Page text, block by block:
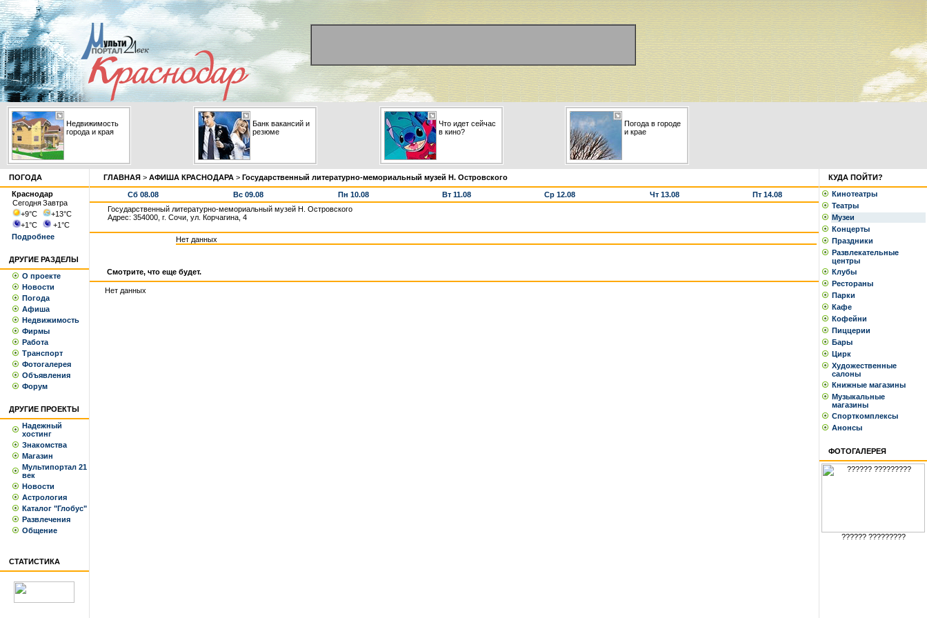
Недвижимость
города и края
Банк вакансий и
резюме
Что идет сейчас
в кино?
Погода в городе
и крае
ПОГОДА
Краснодар
СегодняЗавтра
+9°С +13°С
+1°С +1°С
Подробнее
ДРУГИЕ РАЗДЕЛЫ
О проекте
Новости
Погода
Афиша
Недвижимость
Фирмы
Работа
Транспорт
Фотогалерея
Объявления
Форум
ДРУГИЕ ПРОЕКТЫ
Надежный
хостинг
Знакомства
Магазин
Мультипортал 21
век
Новости
Астрология
Каталог "Глобус"
Развлечения
Общение
СТАТИСТИКА
ГЛАВНАЯ > АФИША КРАСНОДАРА > Государственный литературно-мемориальный музей Н. Островского
Сб 08.08 Вс 09.08 Пн 10.08 Вт 11.08 Ср 12.08 Чт 13.08
Пт 14.08
Государственный литературно-мемориальный музей Н. Островского
Адрес: 354000, г. Сочи, ул. Корчагина, 4
Нет данных
Смотрите, что еще будет.
Нет данных
КУДА ПОЙТИ?
Кинотеатры
Театры
Музеи
Концерты
Праздники
Развлекательные
центры
Клубы
Рестораны
Парки
Кафе
Кофейни
Пиццерии
Бары
Цирк
Художественные
салоны
Книжные магазины
Музыкальные
магазины
Спорткомплексы
Анонсы
ФОТОГАЛЕРЕЯ
?????? ?????????